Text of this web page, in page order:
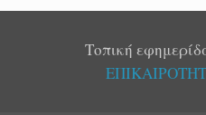
Τοπική